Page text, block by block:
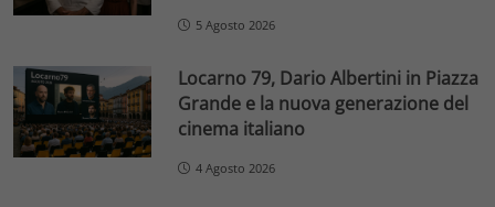
5 Agosto 2026
Locarno 79, Dario Albertini in Piazza
Grande e la nuova generazione del
cinema italiano
4 Agosto 2026